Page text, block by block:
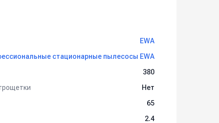
EWA
стационарные пылесосы EWA
380
Нет
65
2.4